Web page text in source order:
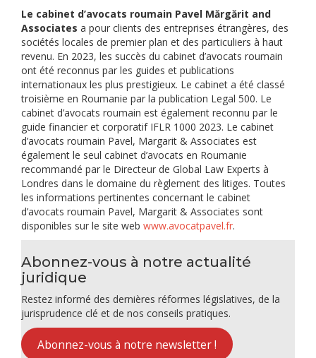
Le cabinet d’avocats roumain Pavel Mărgărit and
Associates a pour clients des entreprises étrangères, des
sociétés locales de premier plan et des particuliers à haut
revenu. En 2023, les succès du cabinet d’avocats roumain
ont été reconnus par les guides et publications
internationaux les plus prestigieux. Le cabinet a été classé
troisième en Roumanie par la publication Legal 500. Le
cabinet d’avocats roumain est également reconnu par le
guide financier et corporatif IFLR 1000 2023. Le cabinet
d’avocats roumain Pavel, Margarit & Associates est
également le seul cabinet d’avocats en Roumanie
recommandé par le Directeur de Global Law Experts à
Londres dans le domaine du règlement des litiges. Toutes
les informations pertinentes concernant le cabinet
d’avocats roumain Pavel, Margarit & Associates sont
disponibles sur le site web www.avocatpavel.fr.
Abonnez-vous à notre actualité
juridique
Restez informé des dernières réformes législatives, de la
jurisprudence clé et de nos conseils pratiques.
Abonnez-vous à notre newsletter !